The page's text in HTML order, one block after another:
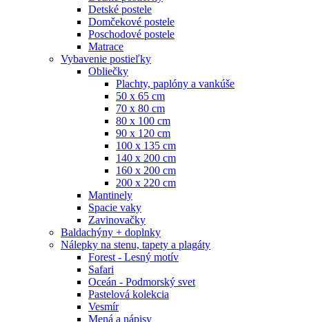
Detské postele
Domčekové postele
Poschodové postele
Matrace
Vybavenie postieľky
Obliečky
Plachty, paplóny a vankúše
50 x 65 cm
70 x 80 cm
80 x 100 cm
90 x 120 cm
100 x 135 cm
140 x 200 cm
160 x 200 cm
200 x 220 cm
Mantinely
Spacie vaky
Zavinovačky
Baldachýny + doplnky
Nálepky na stenu, tapety a plagáty
Forest - Lesný motív
Safari
Oceán - Podmorský svet
Pastelová kolekcia
Vesmír
Mená a nápisy